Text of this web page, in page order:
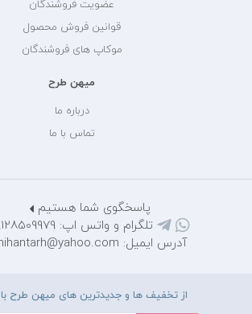
عضویت فروشندگان
قوانین فروش محصول
موکاپ های فروشندگان
میهن طرح
درباره ما
تماس با ما
پاسخگوی شما هستیم
تلگرام و واتس اپ: 09128509979
آدرس ایمیل: mihantarh@yahoo.com
از تخفیف ها و جدیدترین های میهن طرح